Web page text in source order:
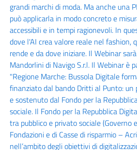
grandi marchi di moda. Ma anche una
può applicarla in modo concreto e
accessibili e in tempi ragionevoli. In
dove l'AI crea valore reale nel fashion,
rende e da dove iniziare. Il Webinar
Mandorlini di Navigo S.r.l. Il Webinar è
"Regione Marche: Bussola Digitale
finanziato dal bando Dritti al Punto:
e sostenuto dal Fondo per la
sociale. Il Fondo per la Repubblica
tra pubblico e privato sociale (Governo
Fondazioni e di Casse di risparmio –
nell’ambito degli obiettivi di